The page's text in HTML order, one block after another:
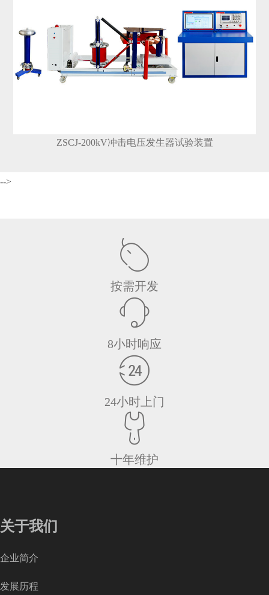
ZSCJ-200kV冲击电压发生器试验装置
-->
按需开发
8小时响应
24小时上门
十年维护
关于我们
企业简介
发展历程